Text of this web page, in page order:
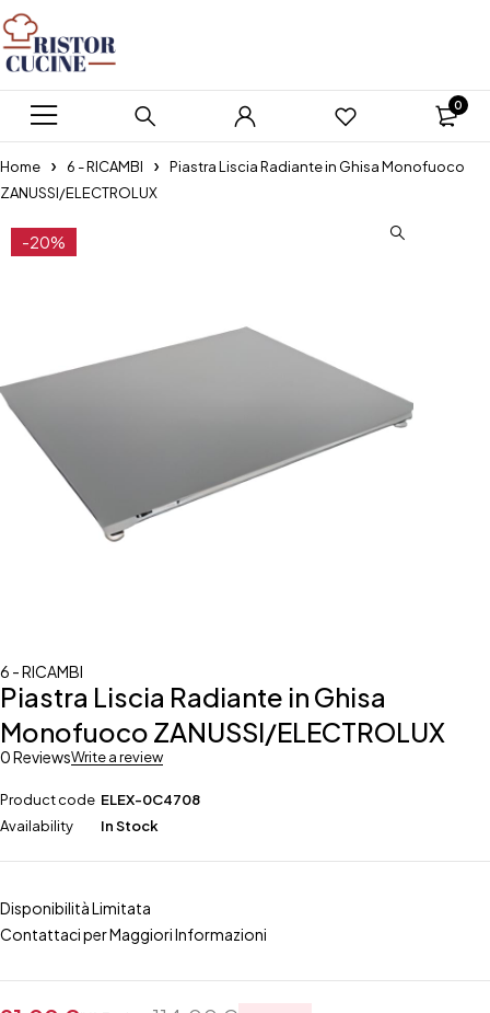
0
Home 6 - RICAMBI
Piastra Liscia Radiante in Ghisa Monofuoco
ZANUSSI/ELECTROLUX
-20%
6 - RICAMBI
Piastra Liscia Radiante in Ghisa
Monofuoco ZANUSSI/ELECTROLUX
0 ReviewsWrite a review
Product code ELEX-0C4708
Availability
In Stock
Disponibilità Limitata
Contattaci per Maggiori Informazioni